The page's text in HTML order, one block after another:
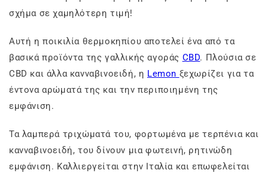
σχήμα σε χαμηλότερη τιμή!
Αυτή η ποικιλία θερμοκηπίου αποτελεί ένα από τα
βασικά προϊόντα της γαλλικής αγοράς CBD. Πλούσια σε
CBD και άλλα κανναβινοειδή, η Lemon ξεχωρίζει για τα
έντονα αρώματά της και την περιποιημένη της
εμφάνιση.
Τα λαμπερά τριχώματά του, φορτωμένα με τερπένια και
κανναβινοειδή, του δίνουν μια φωτεινή, ρητινώδη
εμφάνιση. Καλλιεργείται στην Ιταλία και επωφελείται